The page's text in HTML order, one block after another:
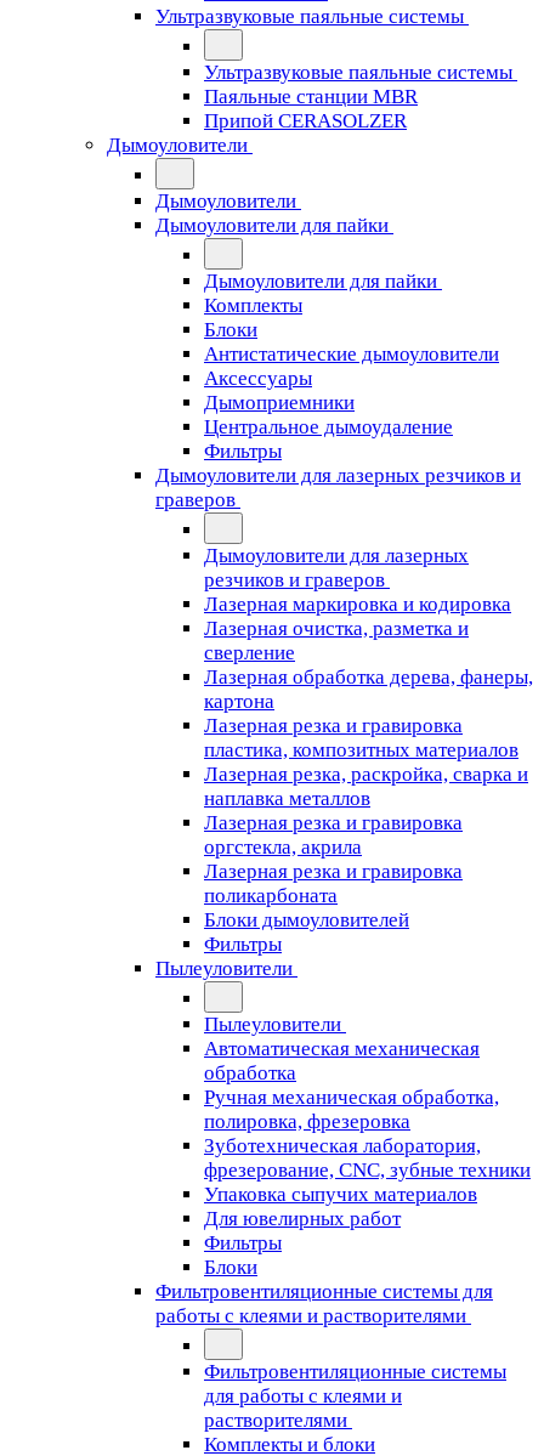
Ультразвуковые паяльные системы
Ультразвуковые паяльные системы
Паяльные станции MBR
Припой CERASOLZER
Дымоуловители
Дымоуловители
Дымоуловители для пайки
Дымоуловители для пайки
Комплекты
Блоки
Антистатические дымоуловители
Аксессуары
Дымоприемники
Центральное дымоудаление
Фильтры
Дымоуловители для лазерных резчиков и
граверов
Дымоуловители для лазерных
резчиков и граверов
Лазерная маркировка и кодировка
Лазерная очистка, разметка и
сверление
Лазерная обработка дерева, фанеры,
картона
Лазерная резка и гравировка
пластика, композитных материалов
Лазерная резка, раскройка, сварка и
наплавка металлов
Лазерная резка и гравировка
оргстекла, акрила
Лазерная резка и гравировка
поликарбоната
Блоки дымоуловителей
Фильтры
Пылеуловители
Пылеуловители
Автоматическая механическая
обработка
Ручная механическая обработка,
полировка, фрезеровка
Зуботехническая лаборатория,
фрезерование, CNC, зубные техники
Упаковка сыпучих материалов
Для ювелирных работ
Фильтры
Блоки
Фильтровентиляционные системы для
работы с клеями и растворителями
Фильтровентиляционные системы
для работы с клеями и
растворителями
Комплекты и блоки